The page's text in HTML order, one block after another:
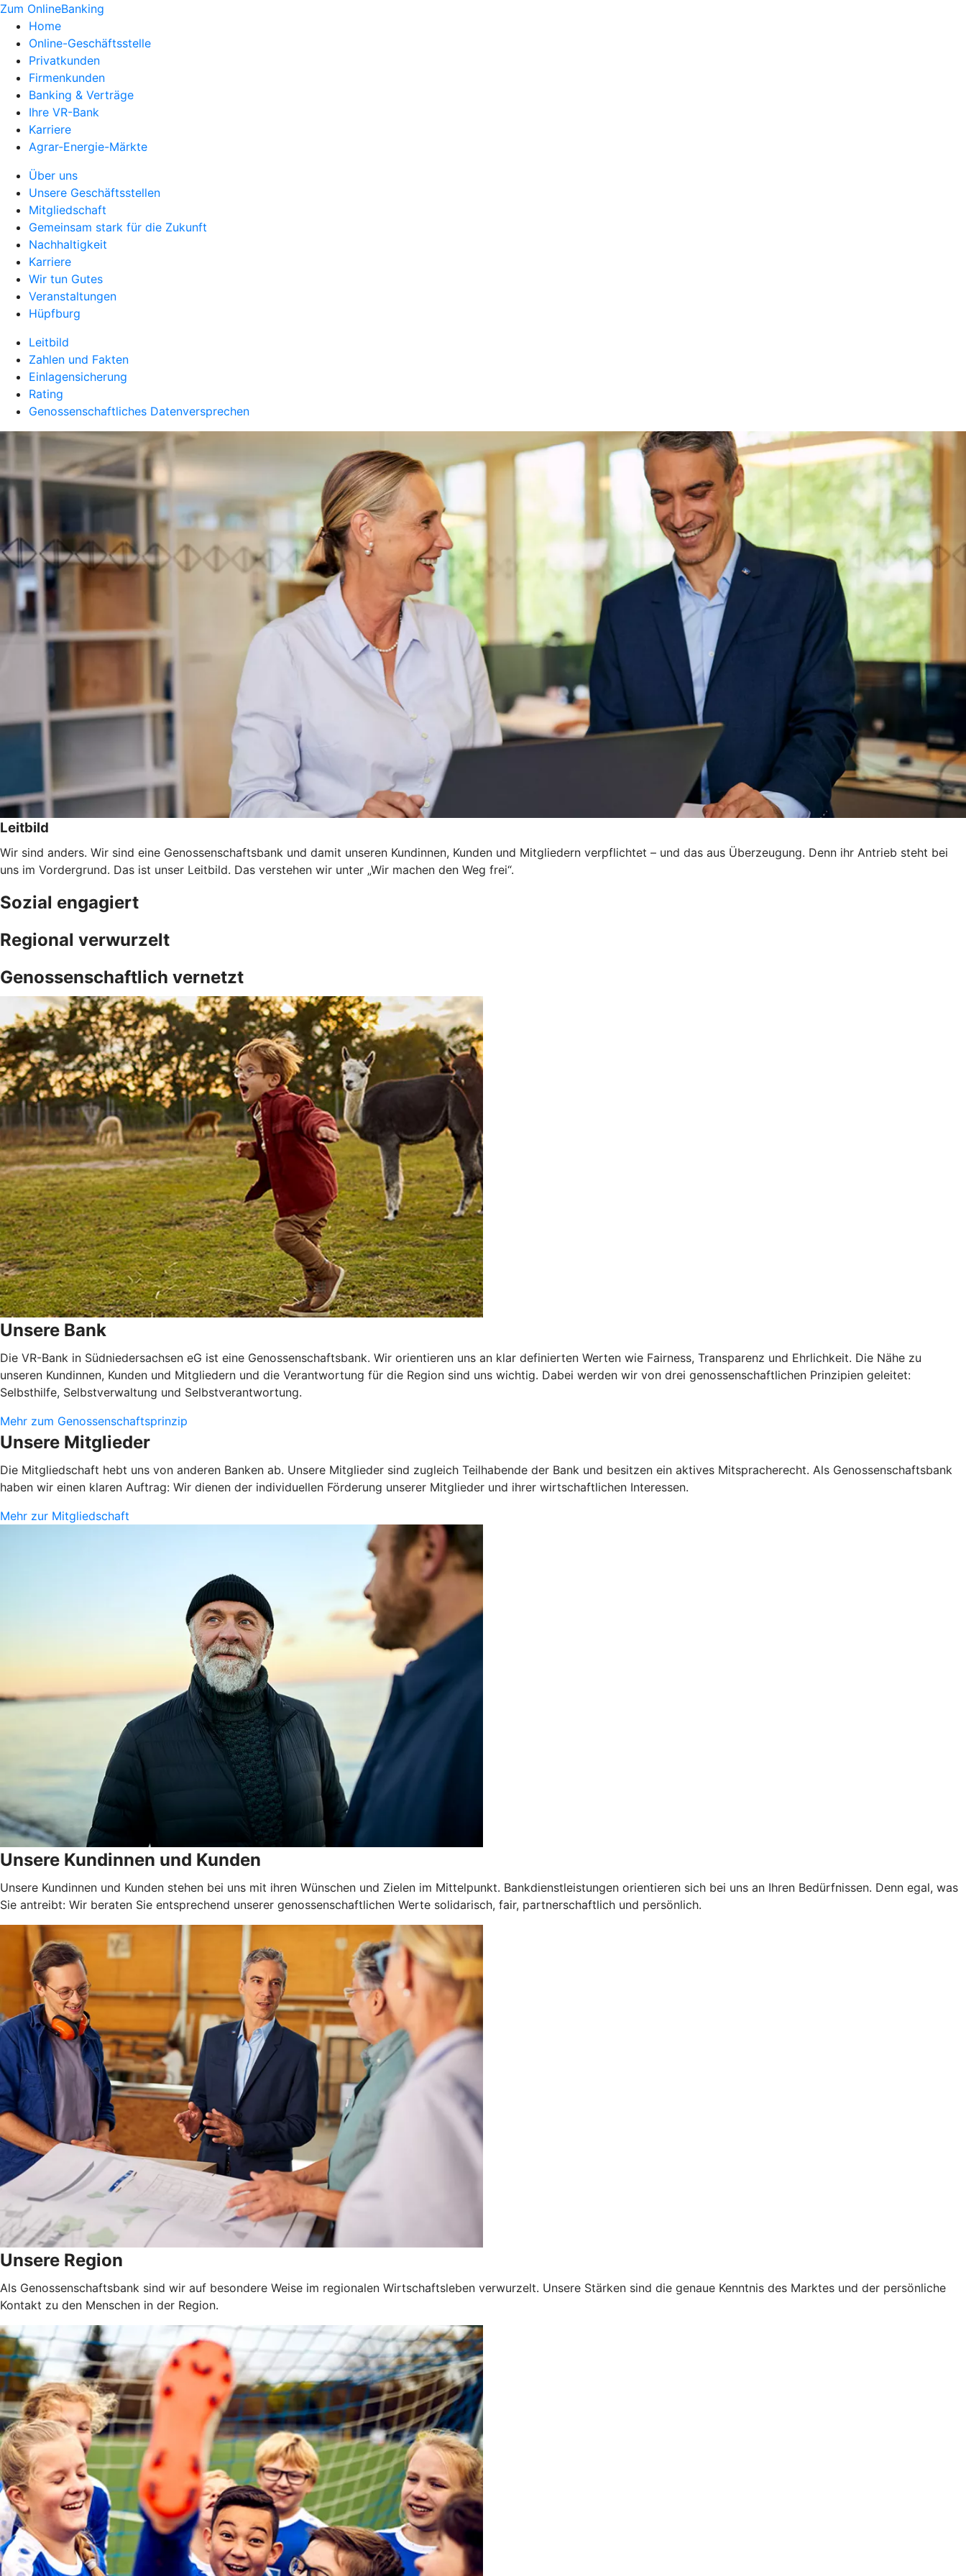
Zum OnlineBanking
Home
Online-Geschäftsstelle
Privatkunden
Firmenkunden
Banking & Verträge
Ihre VR-Bank
Karriere
Agrar-Energie-Märkte
Über uns
Unsere Geschäftsstellen
Mitgliedschaft
Gemeinsam stark für die Zukunft
Nachhaltigkeit
Karriere
Wir tun Gutes
Veranstaltungen
Hüpfburg
Leitbild
Zahlen und Fakten
Einlagensicherung
Rating
Genossenschaftliches Datenversprechen
Leitbild
Wir sind anders. Wir sind eine Genossenschaftsbank und damit unseren Kundinnen, Kunden und Mitgliedern verpflichtet – und das aus Überzeugung. Denn ihr Antrieb steht bei
uns im Vordergrund. Das ist unser Leitbild. Das verstehen wir unter „Wir machen den Weg frei“.
Sozial engagiert
Regional verwurzelt
Genossenschaftlich vernetzt
Unsere Bank
Die VR-Bank in Südniedersachsen eG ist eine Genossenschaftsbank. Wir orientieren uns an klar definierten Werten wie Fairness, Transparenz und Ehrlichkeit. Die Nähe zu
unseren Kundinnen, Kunden und Mitgliedern und die Verantwortung für die Region sind uns wichtig. Dabei werden wir von drei genossenschaftlichen Prinzipien geleitet:
Selbsthilfe, Selbstverwaltung und Selbstverantwortung.
Mehr zum Genossenschaftsprinzip
Unsere Mitglieder
Die Mitgliedschaft hebt uns von anderen Banken ab. Unsere Mitglieder sind zugleich Teilhabende der Bank und besitzen ein aktives Mitspracherecht. Als Genossenschaftsbank
haben wir einen klaren Auftrag: Wir dienen der individuellen Förderung unserer Mitglieder und ihrer wirtschaftlichen Interessen.
Mehr zur Mitgliedschaft
Unsere Kundinnen und Kunden
Unsere Kundinnen und Kunden stehen bei uns mit ihren Wünschen und Zielen im Mittelpunkt. Bankdienstleistungen orientieren sich bei uns an Ihren Bedürfnissen. Denn egal, was
Sie antreibt: Wir beraten Sie entsprechend unserer genossenschaftlichen Werte solidarisch, fair, partnerschaftlich und persönlich.
Unsere Region
Als Genossenschaftsbank sind wir auf besondere Weise im regionalen Wirtschaftsleben verwurzelt. Unsere Stärken sind die genaue Kenntnis des Marktes und der persönliche
Kontakt zu den Menschen in der Region.